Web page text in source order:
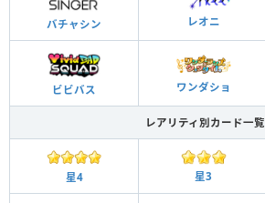
バチャシン レオニ
ビビバス ワンダショ
レアリティ別カード一覧
星4 星3